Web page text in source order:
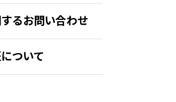
るお問い合わせ
ついて